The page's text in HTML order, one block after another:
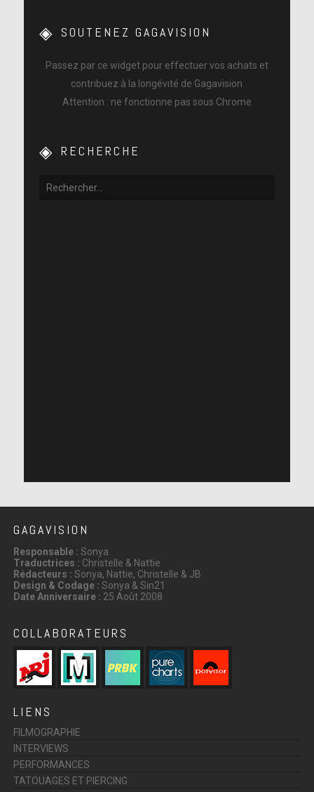
SOUTENEZ GAGAVISION
Passez par ce widget pour effectuer vos achats et
contribuez à la longévité de Gagavision
Attention : ne fonctionne pas sous Chrome
RECHERCHE
GAGAVISION
Responsable : Sonya
Traductrices : Christelle & Nattie
Rédacteurs : Sonya, Nattie, Christelle & JB
Design & Codage : Sonya & Sin21
Date Anniversaire : 25 Août 2008
COLLABORATEURS
LIENS
FILMOGRAPHIE
INTERVIEWS
PERFORMANCES
TATOUAGES ET PIERCING